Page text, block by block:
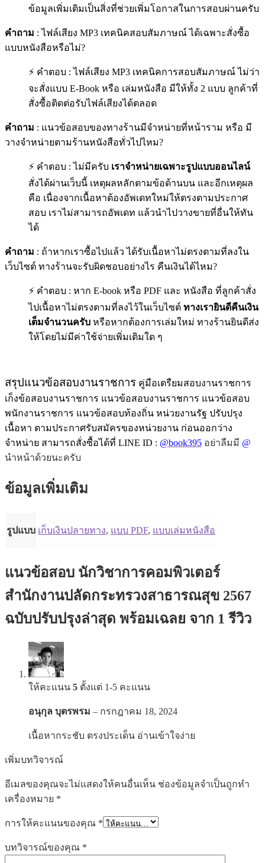
ข้อมูลเพิ่มเติมเป็นสิ่งที่ช่วยเพิ่มโอกาสในการสอบผ่านครับ
คำถาม : ไฟล์เสียง MP3 เทคนิคสอบสัมภาษณ์ ได้เฉพาะสั่งซื้อ
แบบหนังสือหรือไม่?
⚡ คำตอบ : ไฟล์เสียง MP3 เทคนิคการสอบสัมภาษณ์ ไม่ว่า
จะสั่งแบบ E-Book หรือ เล่มหนังสือ มีให้ทั้ง 2 แบบ ลูกค้าที่
สั่งซื้อติดต่อรับไฟล์เสียงได้ตลอด
คำถาม : แนวข้อสอบของทางร้านมีจำหน่ายที่หน้าราม หรือ มี
วางจำหน่ายตามร้านหนังสือทั่วไปไหม?
⚡ คำตอบ : ไม่มีครับ เราจำหน่ายเฉพาะรูปแบบออนไลน์
สั่งได้ผ่านเว็บนี้ เหตุผลหลักตามข้อด้านบน และอีกเหตุผล
คือ เนื่องจากเนื้อหาต้องอัพเดทใหม่ให้ตรงตามประกาศ
สอบ เราไม่สามารถอัพเดท แล้วนำไปวางขายที่อื่นให้ทัน
ได้
คำถาม : ถ้าหากเราซื้อไปแล้ว ได้รับเนื้อหาไม่ตรงตามที่ลงใน
เว็บไซต์ ทางร้านจะรับผิดชอบอย่างไร คืนเงินได้ไหม?
⚡ คำตอบ : หาก E-book หรือ PDF และ หนังสือ ที่ลูกค้าสั่ง
ไปเนื้อหาไม่ตรงตามที่ลงไว้ในเว็บไซต์ ทางเรายินดีคืนเงิน
เต็มจำนวนครับ หรือหากต้องการเล่มใหม่ ทางร้านยินดีส่ง
ให้โดยไม่มีค่าใช้จ่ายเพิ่มเติมใด ๆ
สรุปแนวข้อสอบงานราชการ คู่มือเตรืยมสอบงานราชการ
เก็งข้อสอบงานราชการ แนวข้อสอบงานราชการ แนวข้อสอบ
พนักงานราชการ แนวข้อสอบท้องถิ่น หน่วยงานรัฐ ปรับปรุง
เนื้อหา ตามประกาศรับสมัครของหน่วยงาน ก่อนออกว่าง
จำหน่าย สามารถสั่งซื้อได้ที่ LINE ID : @book395 อย่าลืมมี @
นำหน้าด้วยนะครับ
ข้อมูลเพิ่มเติม
รูปแบบ เก็บเงินปลายทาง, แบบ PDF, แบบเล่มหนังสือ
แนวข้อสอบ นักวิชาการคอมพิวเตอร์
สำนักงานปลัดกระทรวงสาธารณสุข 2567
ฉบับปรับปรุงล่าสุด พร้อมเฉลย จาก 1 รีวิว
ให้คะแนน 5 ตั้งแต่ 1-5 คะแนน
อนุกุล บุตรพรม – กรกฎาคม 18, 2024
เนื้อหากระชับ ตรงประเด็น อ่านเข้าใจง่าย
เพิ่มบทวิจารณ์
อีเมลของคุณจะไม่แสดงให้คนอื่นเห็น ช่องข้อมูลจำเป็นถูกทำ
เครื่องหมาย *
การให้คะแนนของคุณ *
บทวิจารณ์ของคุณ *